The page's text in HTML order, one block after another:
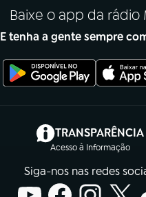
Baixe o app da rádio
E tenha a gente sempre
TRANSPARÊNCIA
Acesso à Informação
(abre em
Siga-nos nas redes